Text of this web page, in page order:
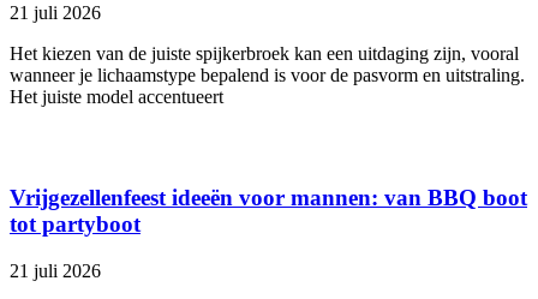
21 juli 2026
Het kiezen van de juiste spijkerbroek kan een uitdaging zijn, vooral
wanneer je lichaamstype bepalend is voor de pasvorm en uitstraling.
Het juiste model accentueert
Vrijgezellenfeest ideeën voor mannen: van BBQ boot
tot partyboot
21 juli 2026